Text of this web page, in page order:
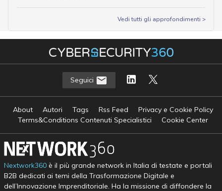
Vedi tutti gli approfondimenti >
Seguici
About Autori Tags Rss Feed
Privacy e Cookie Policy
Terms&Conditions Contenuti Specialistici
Cookie Center
Nextwork360è il più grande network in Italia di testate e portali
B2B dedicati ai temi della Trasformazione Digitale e
dell’Innovazione Imprenditoriale. Ha la missione di diffondere la